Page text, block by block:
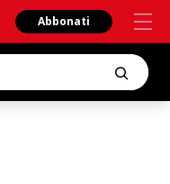
Abbonati